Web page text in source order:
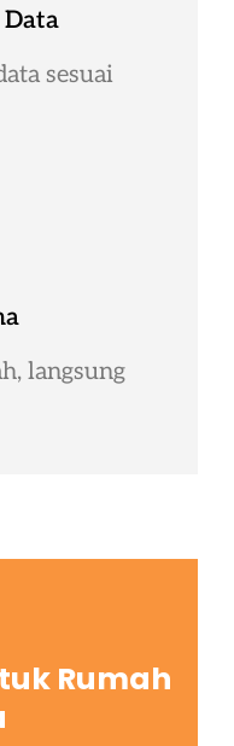
Data
sesuai
langsung
Rumah